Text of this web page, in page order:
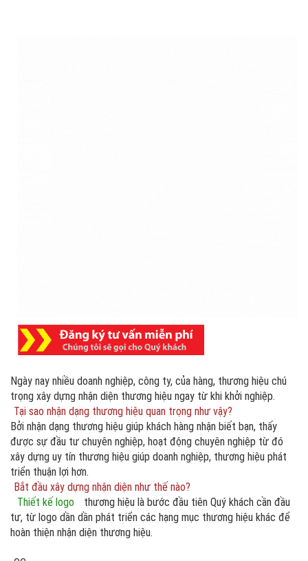
Ngày nay nhiều doanh nghiệp, công ty, của hàng, thương hiệu chú
trọng xây dựng nhận diện thương hiệu ngay từ khi khởi nghiệp.
Tại sao nhận dạng thương hiệu quan trọng như vậy?
Bởi nhận dạng thương hiệu giúp khách hàng nhận biết bạn, thấy
được sự đầu tư chuyên nghiệp, hoạt động chuyên nghiệp từ đó
xây dựng uy tín thương hiệu giúp doanh nghiệp, thương hiệu phát
triển thuận lợi hơn.
Bắt đầu xây dựng nhận diện như thế nào?
Thiết kế logo
thương hiệu là bước đầu tiên Quý khách cần đầu
tư, từ logo dần dần phát triển các hạng mục thương hiệu khác để
hoàn thiện nhận diện thương hiệu.